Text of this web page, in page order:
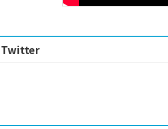
Twitter